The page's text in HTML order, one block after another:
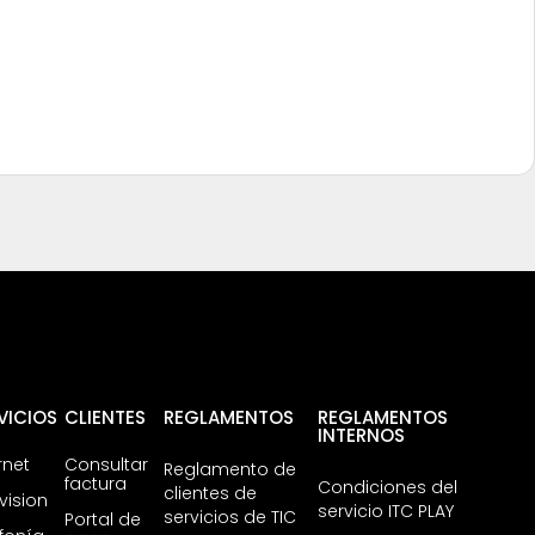
CLIENTES
Consultar
factura
Portal de
REGLAMENTOS
Reglamento de
clientes de
servicios de TIC
REGLAMENTOS
INTERNOS
Condiciones del
servicio ITC PLAY